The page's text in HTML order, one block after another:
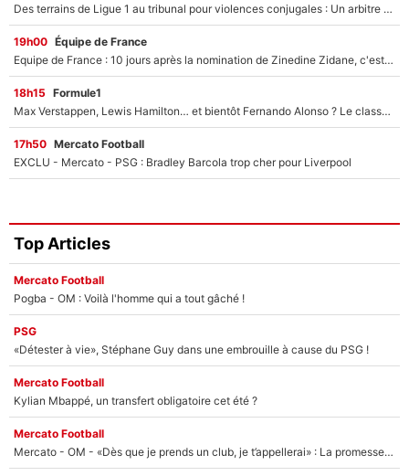
Des terrains de Ligue 1 au tribunal pour violences conjugales : Un arbitre français encourt une peine de 18 mois de prison !
19h00 Équipe de France
Equipe de France : 10 jours après la nomination de Zinedine Zidane, c'est au tour de son fils de prendre un nouveau départ !
18h15 Formule1
Max Verstappen, Lewis Hamilton… et bientôt Fernando Alonso ? Le classement des pilotes les mieux payés en Formule 1 risque de changer !
17h50 Mercato Football
EXCLU - Mercato - PSG : Bradley Barcola trop cher pour Liverpool
Top Articles
Mercato Football
Pogba - OM : Voilà l'homme qui a tout gâché !
PSG
«Détester à vie», Stéphane Guy dans une embrouille à cause du PSG !
Mercato Football
Kylian Mbappé, un transfert obligatoire cet été ?
Mercato Football
Mercato - OM - «Dès que je prends un club, je t’appellerai» : La promesse de Marcelino au moment de claquer la porte